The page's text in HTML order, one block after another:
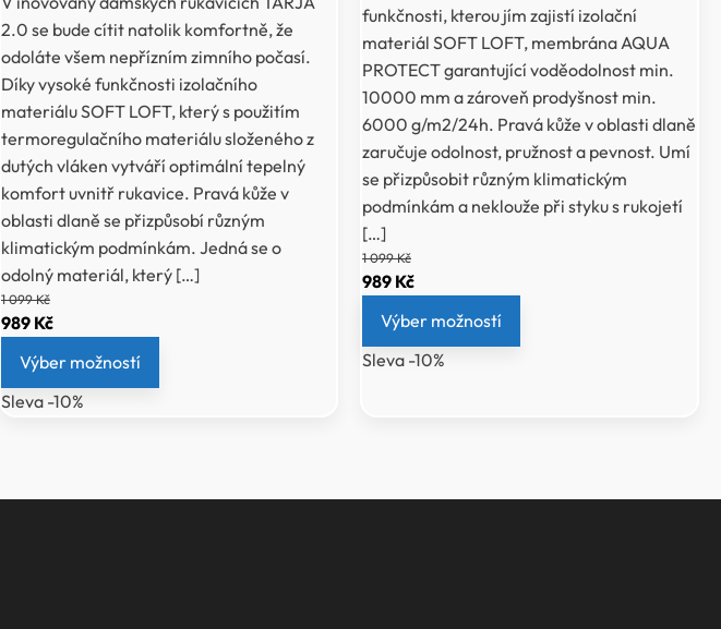
2.0 se bude cítit natolik komfortně, že
odoláte všem nepřízním zimního počasí.
Díky vysoké funkčnosti izolačního
materiálu SOFT LOFT, který s použitím
termoregulačního materiálu složeného z
dutých vláken vytváří optimální tepelný
komfort uvnitř rukavice. Pravá kůže v
oblasti dlaně se přizpůsobí různým
klimatickým podmínkám. Jedná se o
odolný materiál, který […]
1 099Kč
Původní
byla:
1
989 KčAktuální
je:
989 Kč.
Výber možností
Sleva -10%
funkčnosti, kterou jím zajistí izolační
materiál SOFT LOFT, membrána AQUA
PROTECT garantující voděodolnost min.
10000 mm a zároveň prodyšnost min.
6000 g/m2/24h. Pravá kůže v oblasti dlaně
zaručuje odolnost, pružnost a pevnost. Umí
se přizpůsobit různým klimatickým
podmínkám a neklouže při styku s rukojetí
[…]
1 099Kč
Původní
byla:
1
989 KčAktuální
je:
989 Kč.
Výber možností
Sleva -10%